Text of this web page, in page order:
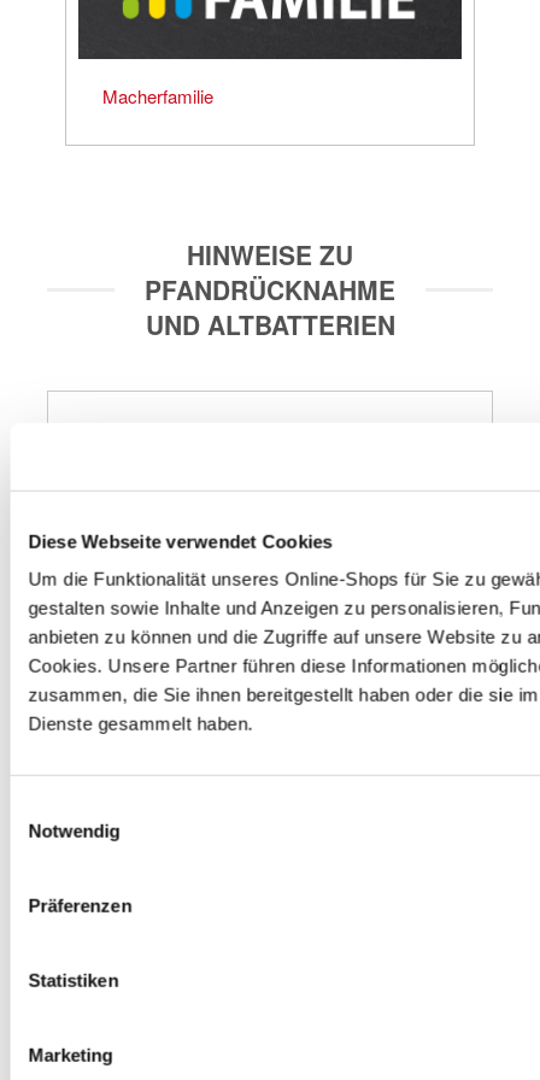
Diese Webseite verwendet Cookies
Um die Funktionalität unseres Online-Shops für Sie zu
gestalten sowie Inhalte und Anzeigen zu personalisieren,
anbieten zu können und die Zugriffe auf unsere Website zu
Cookies. Unsere Partner führen diese Informationen
zusammen, die Sie ihnen bereitgestellt haben oder die sie
Dienste gesammelt haben.
Notwendig
Präferenzen
Statistiken
Marketing
Macherfamilie
HINWEISE ZU
PFANDRÜCKNAHME
UND ALTBATTERIEN
und PU-Schaumdosen kostenlos zurückgeben. Wir
entsprechende Entsorgung.
Autobatterie
Gerne nehmen wir deine ausgedienten Autobatterien
Batterien zurück.
Du kannst bei uns Elektrokleingeräte wie z. B.
nehmen wir in Verbindung mit einem Neukauf eines